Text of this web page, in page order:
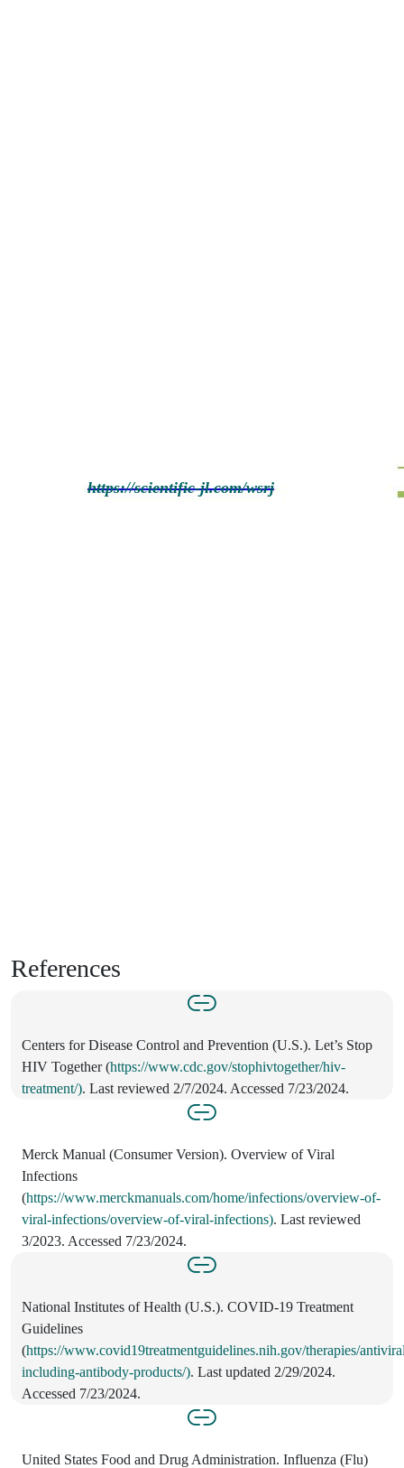
https://scientific-jl.com/wsrj
References
Centers for Disease Control and Prevention (U.S.). Let’s Stop
HIV Together (https://www.cdc.gov/stophivtogether/hiv-
treatment/). Last reviewed 2/7/2024. Accessed 7/23/2024.
Merck Manual (Consumer Version). Overview of Viral
Infections
(https://www.merckmanuals.com/home/infections/overview-of-
viral-infections/overview-of-viral-infections). Last reviewed
3/2023. Accessed 7/23/2024.
National Institutes of Health (U.S.). COVID-19 Treatment
Guidelines
(https://www.covid19treatmentguidelines.nih.gov/therapies/
including-antibody-products/). Last updated 2/29/2024.
Accessed 7/23/2024.
United States Food and Drug Administration. Influenza (Flu)